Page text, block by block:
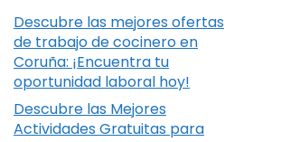
Descubre las mejores ofertas
de trabajo de cocinero en
Coruña: ¡Encuentra tu
oportunidad laboral hoy!
Descubre las Mejores
Actividades Gratuitas para